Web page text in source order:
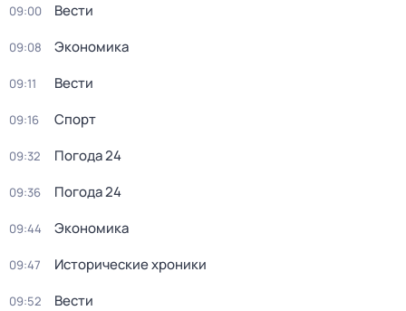
09:00 Вести
09:08 Экономика
09:11 Вести
09:16 Спорт
09:32 Погода 24
09:36 Погода 24
09:44 Экономика
09:47 Исторические хроники
09:52 Вести